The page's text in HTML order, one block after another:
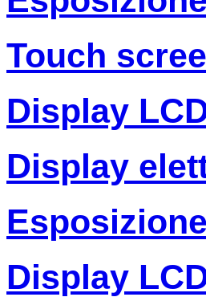
Touch
Display
Display
Display